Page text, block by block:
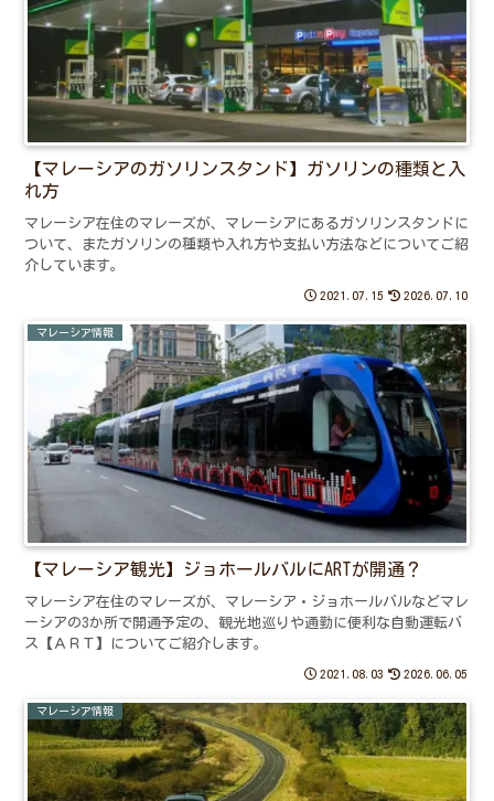
【マレーシアのガソリンスタンド】ガソリンの種類と入
れ方
マレーシア在住のマレーズが、マレーシアにあるガソリンスタンドに
ついて、またガソリンの種類や入れ方や支払い方法などについてご紹
介しています。
2021.07.15 2026.07.10
マレーシア情報
【マレーシア観光】ジョホールバルにARTが開通？
マレーシア在住のマレーズが、マレーシア・ジョホールバルなどマレ
ーシアの3か所で開通予定の、観光地巡りや通勤に便利な自動運転バ
ス【ＡＲＴ】についてご紹介します。
2021.08.03 2026.06.05
マレーシア情報